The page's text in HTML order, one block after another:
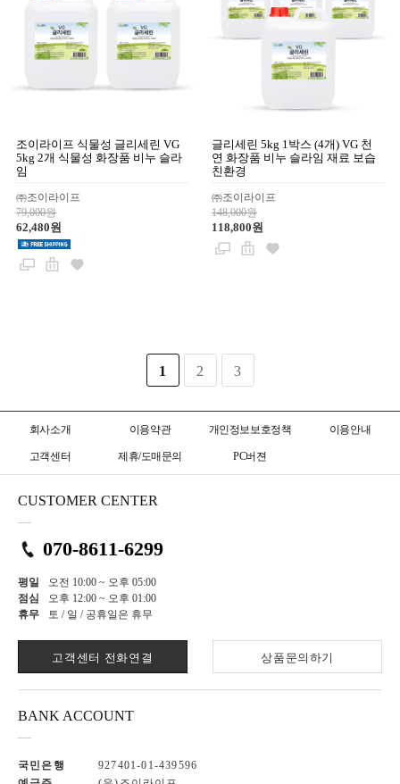
조이라이프 식물성 글리세린 VG
5kg 2개 식물성 화장품 비누 슬라
임
㈜조이라이프
79,000원
62,480원
글리세린 5kg 1박스 (4개) VG 천
연 화장품 비누 슬라임 재료 보습
친환경
㈜조이라이프
148,000원
118,800원
1 2 3
회사소개 이용약관 개인정보보호정책 이용안내
고객센터 제휴/도매문의 PC버젼
CUSTOMER CENTER
070-8611-6299
평일
오전 10:00 ~ 오후 05:00
점심
오후 12:00 ~ 오후 01:00
휴무
토 / 일 / 공휴일은 휴무
고객센터 전화연결 상품문의하기
BANK ACCOUNT
국민은행
927401-01-439596